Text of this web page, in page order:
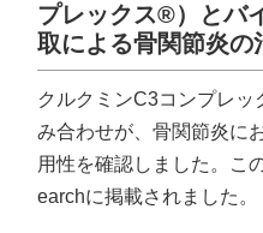
プレックス®）とバ
取による骨関節炎の
クルクミンC3コンプレ
み合わせが、骨関節炎に
用性を確認しました。こ
earchに掲載されました。